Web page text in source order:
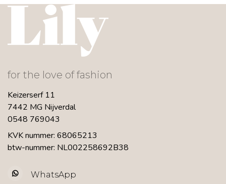
for the love of fashion
Keizerserf 11
7442 MG Nijverdal
0548 769043
KVK nummer: 68065213
btw-nummer: NL002258692B38
WhatsApp